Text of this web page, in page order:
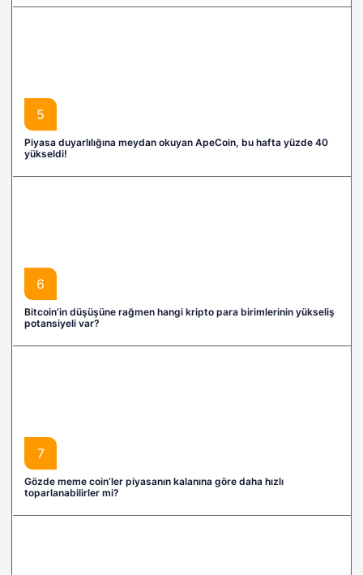
5
Piyasa duyarlılığına meydan okuyan ApeCoin, bu hafta yüzde 40
yükseldi!
6
Bitcoin’in düşüşüne rağmen hangi kripto para birimlerinin yükseliş
potansiyeli var?
7
Gözde meme coin’ler piyasanın kalanına göre daha hızlı
toparlanabilirler mi?